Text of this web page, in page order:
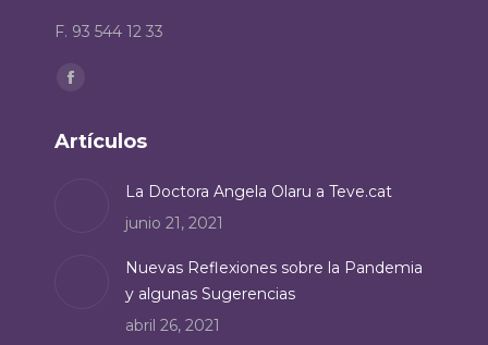
F. 93 544 12 33
Encuéntranos en:
opens
window
Artículos
La Doctora Angela Olaru a Teve.cat
junio 21, 2021
Nuevas Reflexiones sobre la Pandemia
y algunas Sugerencias
abril 26, 2021